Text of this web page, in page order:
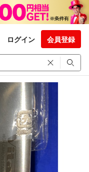
ログイン 会員登録